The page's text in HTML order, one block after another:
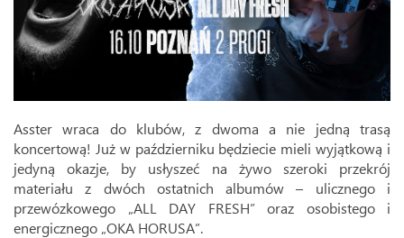
Asster wraca do klubów, z dwoma a nie jedną trasą
koncertową! Już w październiku będziecie mieli wyjątkową i
jedyną okazje, by usłyszeć na żywo szeroki przekrój
materiału z dwóch ostatnich albumów – ulicznego i
przewózkowego „ALL DAY FRESH” oraz osobistego i
energicznego „OKA HORUSA”.